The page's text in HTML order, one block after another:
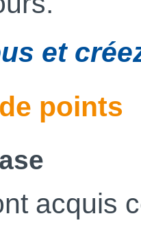
et
points
acquis